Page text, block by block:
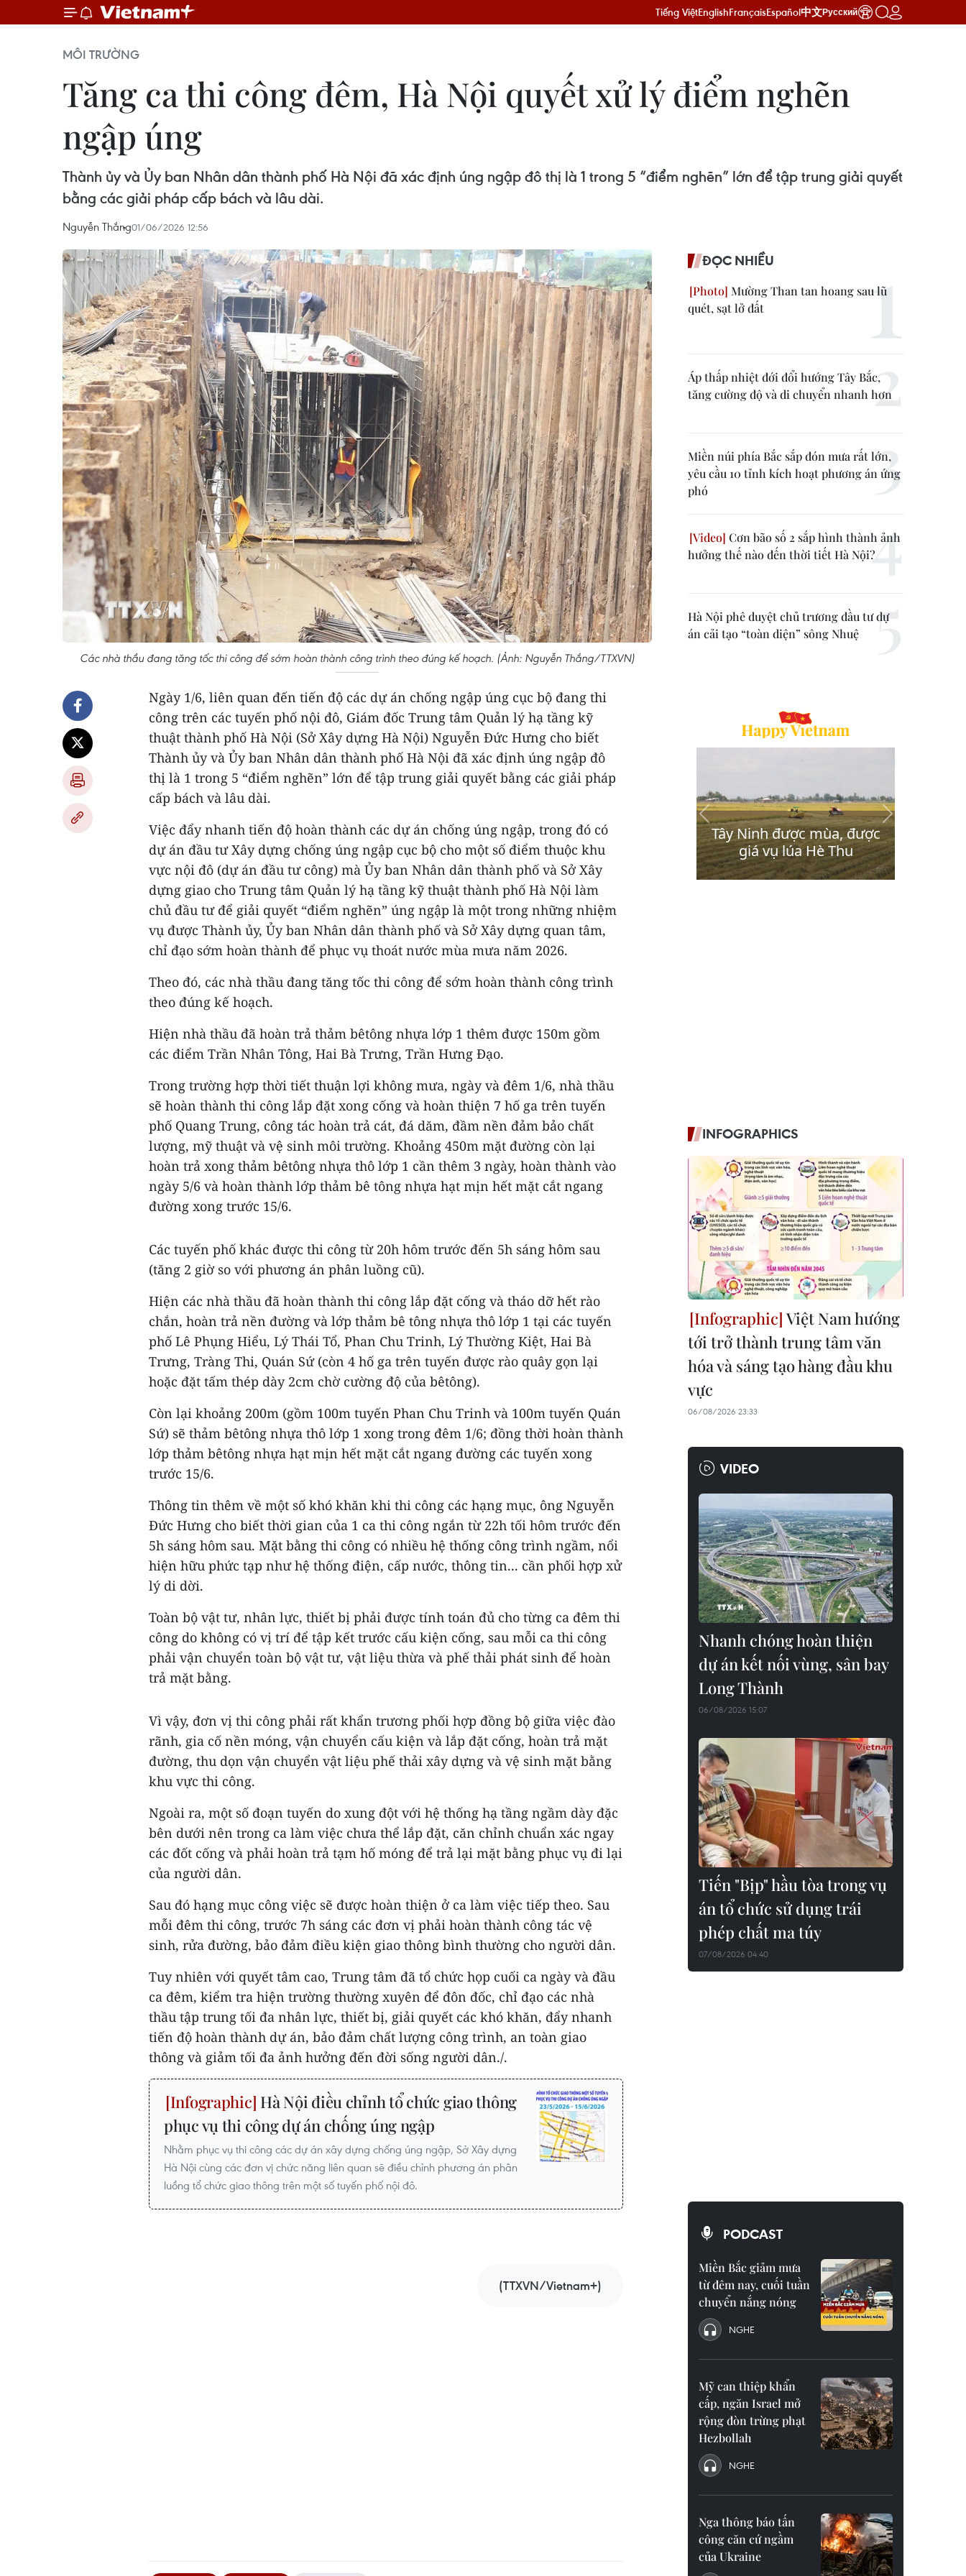
Tiếng ViệtEnglishFrançaisEspañol中文Русский
MÔI TRƯỜNG
Tăng ca thi công đêm, Hà Nội quyết xử lý điểm nghẽn
ngập úng
Thành ủy và Ủy ban Nhân dân thành phố Hà Nội đã xác định úng ngập đô thị là 1 trong 5 “điểm nghẽn” lớn để tập trung giải quyết
bằng các giải pháp cấp bách và lâu dài.
Nguyễn Thắng01/06/2026 12:56
Các nhà thầu đang tăng tốc thi công để sớm hoàn thành công trình theo đúng kế hoạch. (Ảnh: Nguyễn Thắng/TTXVN)
Ngày 1/6, liên quan đến tiến độ các dự án chống ngập úng cục bộ đang thi
công trên các tuyến phố nội đô, Giám đốc Trung tâm Quản lý hạ tầng kỹ
thuật thành phố Hà Nội (Sở Xây dựng Hà Nội) Nguyễn Đức Hưng cho biết
Thành ủy và Ủy ban Nhân dân thành phố Hà Nội đã xác định úng ngập đô
thị là 1 trong 5 “điểm nghẽn” lớn để tập trung giải quyết bằng các giải pháp
cấp bách và lâu dài.
Việc đẩy nhanh tiến độ hoàn thành các dự án chống úng ngập, trong đó có
dự án đầu tư Xây dựng chống úng ngập cục bộ cho một số điểm thuộc khu
vực nội đô (dự án đầu tư công) mà Ủy ban Nhân dân thành phố và Sở Xây
dựng giao cho Trung tâm Quản lý hạ tầng kỹ thuật thành phố Hà Nội làm
chủ đầu tư để giải quyết “điểm nghẽn” úng ngập là một trong những nhiệm
vụ được Thành ủy, Ủy ban Nhân dân thành phố và Sở Xây dựng quan tâm,
chỉ đạo sớm hoàn thành để phục vụ thoát nước mùa mưa năm 2026.
Theo đó, các nhà thầu đang tăng tốc thi công để sớm hoàn thành công trình
theo đúng kế hoạch.
Hiện nhà thầu đã hoàn trả thảm bêtông nhựa lớp 1 thêm được 150m gồm
các điểm Trần Nhân Tông, Hai Bà Trưng, Trần Hưng Đạo.
Trong trường hợp thời tiết thuận lợi không mưa, ngày và đêm 1/6, nhà thầu
sẽ hoàn thành thi công lắp đặt xong cống và hoàn thiện 7 hố ga trên tuyến
phố Quang Trung, công tác hoàn trả cát, đá dăm, đầm nền đảm bảo chất
lượng, mỹ thuật và vệ sinh môi trường. Khoảng 450m mặt đường còn lại
hoàn trả xong thảm bêtông nhựa thô lớp 1 cần thêm 3 ngày, hoàn thành vào
ngày 5/6 và hoàn thành lớp thảm bê tông nhựa hạt mịn hết mặt cắt ngang
đường xong trước 15/6.
Các tuyến phố khác được thi công từ 20h hôm trước đến 5h sáng hôm sau
(tăng 2 giờ so với phương án phân luồng cũ).
Hiện các nhà thầu đã hoàn thành thi công lắp đặt cống và tháo dỡ hết rào
chắn, hoàn trả nền đường và lớp thảm bê tông nhựa thô lớp 1 tại các tuyến
phố Lê Phụng Hiểu, Lý Thái Tổ, Phan Chu Trinh, Lý Thường Kiệt, Hai Bà
Trưng, Tràng Thi, Quán Sứ (còn 4 hố ga trên tuyến được rào quây gọn lại
hoặc đặt tấm thép dày 2cm chờ cường độ của bêtông).
Còn lại khoảng 200m (gồm 100m tuyến Phan Chu Trinh và 100m tuyến Quán
Sứ) sẽ thảm bêtông nhựa thô lớp 1 xong trong đêm 1/6; đồng thời hoàn thành
lớp thảm bêtông nhựa hạt mịn hết mặt cắt ngang đường các tuyến xong
trước 15/6.
Thông tin thêm về một số khó khăn khi thi công các hạng mục, ông Nguyễn
Đức Hưng cho biết thời gian của 1 ca thi công ngắn từ 22h tối hôm trước đến
5h sáng hôm sau. Mặt bằng thi công có nhiều hệ thống công trình ngầm, nổi
hiện hữu phức tạp như hệ thống điện, cấp nước, thông tin... cần phối hợp xử
lý di dời.
Toàn bộ vật tư, nhân lực, thiết bị phải được tính toán đủ cho từng ca đêm thi
công do không có vị trí để tập kết trước cấu kiện cống, sau mỗi ca thi công
phải vận chuyển toàn bộ vật tư, vật liệu thừa và phế thải phát sinh để hoàn
trả mặt bằng.
Vì vậy, đơn vị thi công phải rất khẩn trương phối hợp đồng bộ giữa việc đào
rãnh, gia cố nền móng, vận chuyển cấu kiện và lắp đặt cống, hoàn trả mặt
đường, thu dọn vận chuyển vật liệu phế thải xây dựng và vệ sinh mặt bằng
khu vực thi công.
Ngoài ra, một số đoạn tuyến do xung đột với hệ thống hạ tầng ngầm dày đặc
bên dưới nên trong ca làm việc chưa thể lắp đặt, căn chỉnh chuẩn xác ngay
các đốt cống và phải hoàn trả tạm hố móng để trả lại mặt bằng phục vụ đi lại
của người dân.
Sau đó hạng mục công việc sẽ được hoàn thiện ở ca làm việc tiếp theo. Sau
mỗi đêm thi công, trước 7h sáng các đơn vị phải hoàn thành công tác vệ
sinh, rửa đường, bảo đảm điều kiện giao thông bình thường cho người dân.
Tuy nhiên với quyết tâm cao, Trung tâm đã tổ chức họp cuối ca ngày và đầu
ca đêm, kiểm tra hiện trường thường xuyên để đôn đốc, chỉ đạo các nhà
thầu tập trung tối đa nhân lực, thiết bị, giải quyết các khó khăn, đẩy nhanh
tiến độ hoàn thành dự án, bảo đảm chất lượng công trình, an toàn giao
thông và giảm tối đa ảnh hưởng đến đời sống người dân./.
Hà Nội điều chỉnh tổ chức giao thông
phục vụ thi công dự án chống úng ngập
Nhằm phục vụ thi công các dự án xây dựng chống úng ngập, Sở Xây dựng
Hà Nội cùng các đơn vị chức năng liên quan sẽ điều chỉnh phương án phân
luồng tổ chức giao thông trên một số tuyến phố nội đô.
(TTXVN/Vietnam+)
ĐỌC NHIỀU
Mường Than tan hoang sau lũ
quét, sạt lở đất
Áp thấp nhiệt đới đổi hướng Tây Bắc,
tăng cường độ và di chuyển nhanh hơn
Miền núi phía Bắc sắp đón mưa rất lớn,
yêu cầu 10 tỉnh kích hoạt phương án ứng
phó
Cơn bão số 2 sắp hình thành ảnh
hưởng thế nào đến thời tiết Hà Nội?
Hà Nội phê duyệt chủ trương đầu tư dự
án cải tạo “toàn diện” sông Nhuệ
INFOGRAPHICS
Việt Nam hướng
tới trở thành trung tâm văn
hóa và sáng tạo hàng đầu khu
vực
06/08/2026 23:33
VIDEO
Nhanh chóng hoàn thiện
dự án kết nối vùng, sân bay
Long Thành
06/08/2026 15:07
Tiến "Bịp" hầu tòa trong vụ
án tổ chức sử dụng trái
phép chất ma túy
07/08/2026 04:40
PODCAST
Miền Bắc giảm mưa
từ đêm nay, cuối tuần
chuyển nắng nóng
NGHE
Mỹ can thiệp khẩn
cấp, ngăn Israel mở
rộng đòn trừng phạt
Hezbollah
NGHE
Nga thông báo tấn
công căn cứ ngầm
của Ukraine